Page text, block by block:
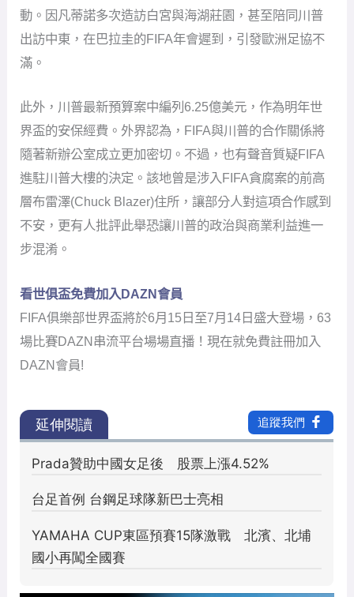
動。因凡蒂諾多次造訪白宮與海湖莊園，甚至陪同川普
出訪中東，在巴拉圭的FIFA年會遲到，引發歐洲足協不
滿。
此外，川普最新預算案中編列6.25億美元，作為明年世
界盃的安保經費。外界認為，FIFA與川普的合作關係將
隨著新辦公室成立更加密切。不過，也有聲音質疑FIFA
進駐川普大樓的決定。該地曾是涉入FIFA貪腐案的前高
層布雷澤(Chuck Blazer)住所，讓部分人對這項合作感到
不安，更有人批評此舉恐讓川普的政治與商業利益進一
步混淆。
看世俱盃免費加入DAZN會員
FIFA俱樂部世界盃將於6月15日至7月14日盛大登場，63
場比賽DAZN串流平台場場直播！現在就免費註冊加入
DAZN會員!